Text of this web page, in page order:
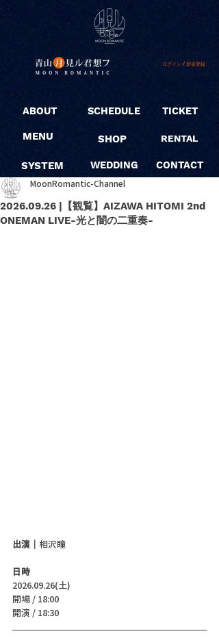
ログイン / 新規登録
ABOUT
MENU
SYSTEM
SCHEDULE
SHOP
WEDDING
TICKET
RENTAL
CONTACT
2026.09.26 |【観覧】AIZAWA HITOMI 2nd
ONEMAN LIVE-光と闇の二重奏-
MoonRomantic-Channel
出演｜ 相沢瞳
日時
2026.09.26(土)
開場 / 18:00
開演 / 18:30